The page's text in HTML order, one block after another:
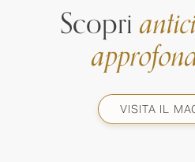
Scopri
VISITA IL